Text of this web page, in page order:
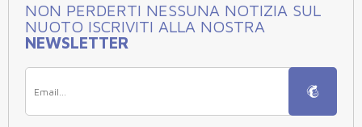
NON PERDERTI NESSUNA NOTIZIA SUL
NUOTO ISCRIVITI ALLA NOSTRA
NEWSLETTER